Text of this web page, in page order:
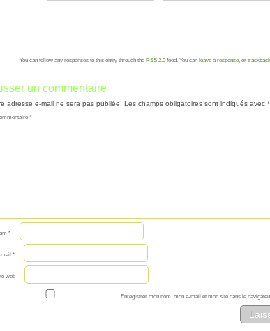
You can follow any responses to this entry through the RSS 2.0feed. You can leave a response, or trackback
un commentaire
adresse e-mail ne sera pas publiée. Les champs obligatoires sont indiqués avec *
*
*
mail *
web
Enregistrer mon nom, mon e-mail et mon site dans le